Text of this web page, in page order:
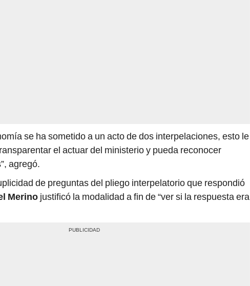
se ha sometido a un acto de dos interpelaciones, esto le
el actuar del ministerio y pueda reconocer
agregó.
de preguntas del pliego interpelatorio que respondió
Merino justificó la modalidad a fin de “ver si la respuesta era